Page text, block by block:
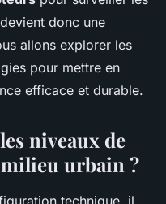
devient donc une
allons explorer les
pour mettre en
efficace et durable.
niveaux de
urbain ?